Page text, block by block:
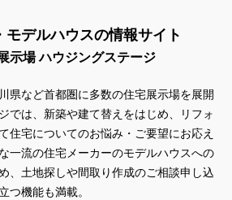
モデルハウスの情報サイト
示場 ハウジングステージ
県など首都圏に多数の住宅展示場を展開
では、新築や建て替えをはじめ、リフォ
住宅についてのお悩み・ご要望にお応え
一流の住宅メーカーのモデルハウスへの
、土地探しや間取り作成のご相談申し込
つ機能も満載。